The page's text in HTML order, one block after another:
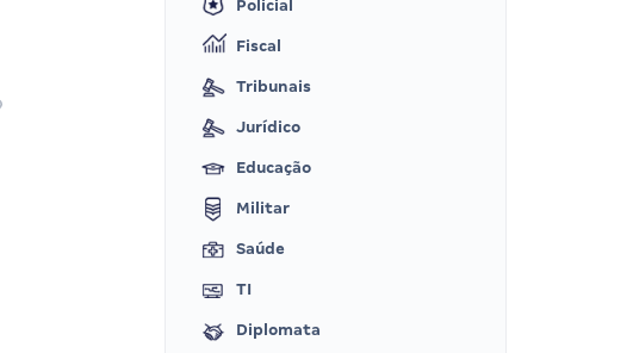
Policial
Fiscal
Tribunais
Jurídico
Educação
Militar
Saúde
TI
Diplomata